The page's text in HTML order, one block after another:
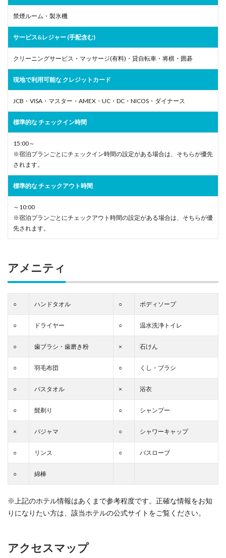
禁煙ルーム・製氷機
サービス&レジャー (手配含む)
クリーニングサービス・マッサージ(有料)・貸自転車・将棋・囲碁
現地で利用可能な クレジットカード
JCB・VISA・マスター・AMEX・UC・DC・NICOS・ダイナース
標準的な チェックイン時間
15:00～
※宿泊プランごとにチェックイン時間の設定がある場合は、そちらが優先
されます。
標準的な チェックアウト時間
～10:00
※宿泊プランごとにチェックアウト時間の設定がある場合は、そちらが優
先されます。
アメニティ
○ ハンドタオル ○ ボディソープ
○ ドライヤー ○ 温水洗浄トイレ
○ 歯ブラシ・歯磨き粉 × 石けん
○ 羽毛布団 ○ くし・ブラシ
○ バスタオル × 浴衣
○ 髭剃り ○ シャンプー
× パジャマ ○ シャワーキャップ
○ リンス ○ バスローブ
○ 綿棒
※上記のホテル情報はあくまで参考程度です。正確な情報をお知
りになりたい方は、該当ホテルの公式サイトをご覧ください。
アクセスマップ